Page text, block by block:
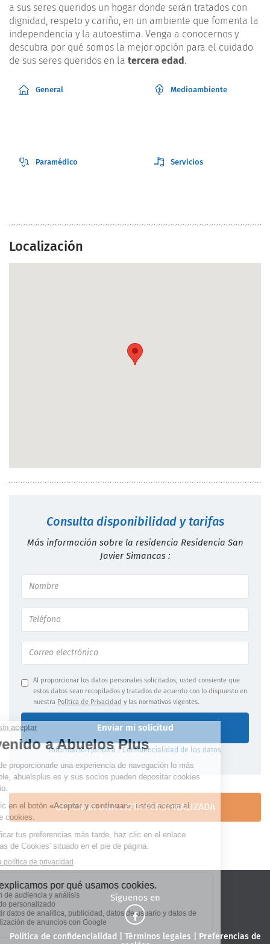
a sus seres queridos un hogar donde serán tratados con
dignidad, respeto y cariño, en un ambiente que fomenta la
independencia y la autoestima. Venga a conocernos y
descubra por qué somos la mejor opción para el cuidado
de sus seres queridos en la tercera edad.
General Medioambiente
Paramédico Servicios
Localización
Consulta disponibilidad y tarifas
Más información sobre la residencia Residencia San
Javier Simancas :
Al proporcionar los datos personales solicitados, usted consiente que
estos datos sean recopilados y tratados de acuerdo con lo dispuesto en
nuestra Política de Privacidad y las normativas vigentes.
Enviar mi solicitud
Información jurídica |Confidencialidad de los datos
OBTENGA UNA LISTA PERSONALIZADA
Síguenos en
Politica de confidencialidad Términos legales
Preferencias de